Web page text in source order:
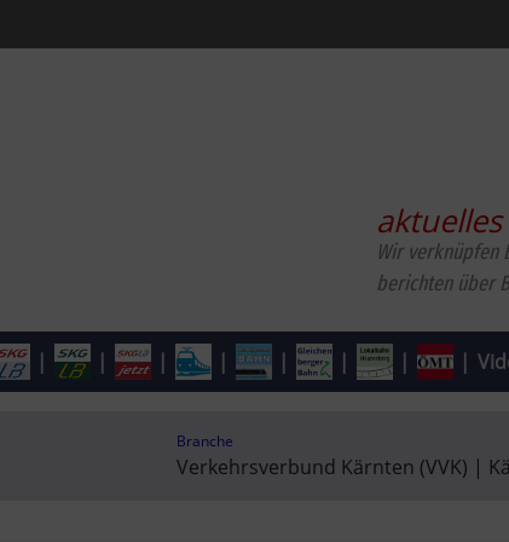
aktuelles
Wir verknüpfen
berichten über
| | | | | | | |
Branche
Verkehrsverbund Kärnten (VVK) |